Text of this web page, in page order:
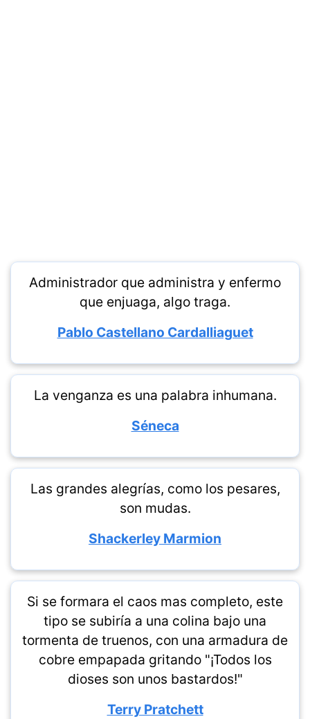
Administrador que administra y enfermo
que enjuaga, algo traga.
Pablo Castellano Cardalliaguet
La venganza es una palabra inhumana.
Séneca
Las grandes alegrías, como los pesares,
son mudas.
Shackerley Marmion
Si se formara el caos mas completo, este
tipo se subiría a una colina bajo una
tormenta de truenos, con una armadura de
cobre empapada gritando "¡Todos los
dioses son unos bastardos!"
Terry Pratchett